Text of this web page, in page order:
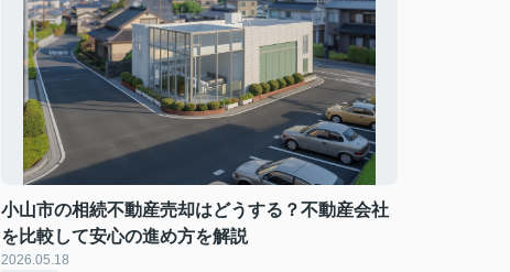
小山市の相続不動産売却はどうする？不動産会社
を比較して安心の進め方を解説
2026.05.18